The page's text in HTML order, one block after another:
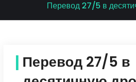
Перевод 27/5 в
Перевод 27/5 в